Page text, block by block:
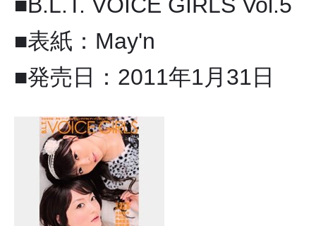
■表紙：May'n
■発売日：2011年1月31日